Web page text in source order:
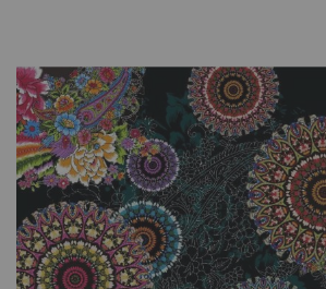
на
галерията
на
изображенията